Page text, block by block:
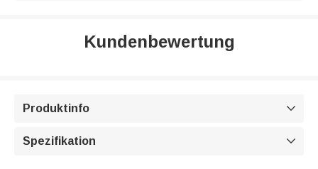
Kundenbewertung
Produktinfo 
Spezifikation 